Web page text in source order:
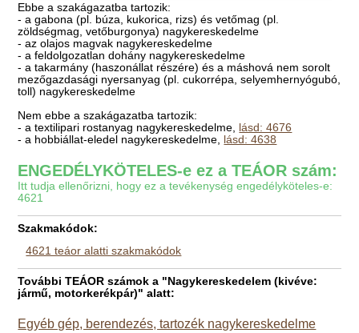
Ebbe a szakágazatba tartozik:
- a gabona (pl. búza, kukorica, rizs) és vetőmag (pl.
zöldségmag, vetőburgonya) nagykereskedelme
- az olajos magvak nagykereskedelme
- a feldolgozatlan dohány nagykereskedelme
- a takarmány (haszonállat részére) és a máshová nem sorolt
mezőgazdasági nyersanyag (pl. cukorrépa, selyemhernyógubó,
toll) nagykereskedelme
Nem ebbe a szakágazatba tartozik:
- a textilipari rostanyag nagykereskedelme, lásd: 4676
- a hobbiállat-eledel nagykereskedelme, lásd: 4638
ENGEDÉLYKÖTELES-e ez a TEÁOR szám:
Itt tudja ellenőrizni, hogy ez a tevékenység engedélyköteles-e:
4621
Szakmakódok:
4621 teáor alatti szakmakódok
További TEÁOR számok a "Nagykereskedelem (kivéve:
jármű, motorkerékpár)" alatt:
Egyéb gép, berendezés, tartozék nagykereskedelme